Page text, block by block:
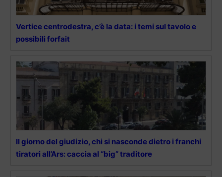
Vertice centrodestra, c’è la data: i temi sul tavolo e
possibili forfait
Il giorno del giudizio, chi si nasconde dietro i franchi
tiratori all’Ars: caccia al “big” traditore